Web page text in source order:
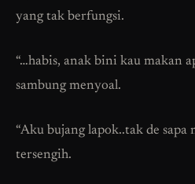
yang tak berfungsi.
“…habis, anak bini kau makan
sambung menyoal.
“Aku bujang lapok..tak de sapa
tersengih.